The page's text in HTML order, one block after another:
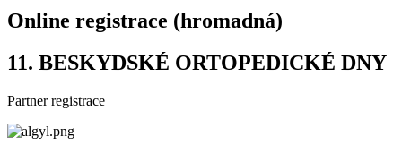
Online registrace (hromadná)
11. BESKYDSKÉ ORTOPEDICKÉ DNY
Partner registrace